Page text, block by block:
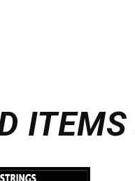
ITEMS